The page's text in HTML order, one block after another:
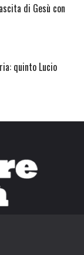
di Gesù con
quinto Lucio